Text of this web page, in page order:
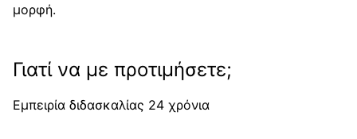
μορφή.
Γιατί να με προτιμήσετε;
Εμπειρία διδασκαλίας 24 χρόνια